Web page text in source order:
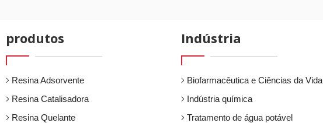
produtos
Resina Adsorvente
Resina Catalisadora
Resina Quelante
Indústria
Biofarmacêutica e Ciências da Vida
Indústria química
Tratamento de água potável